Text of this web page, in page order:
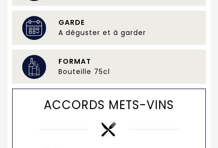
GARDE
A déguster et à garder
FORMAT
Bouteille 75cl
ACCORDS METS-VINS